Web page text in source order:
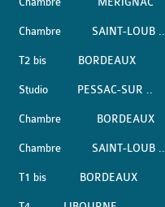
Chambre SAINT-LOUB ..
T2 bis BORDEAUX
Studio PESSAC-SUR ..
Chambre BORDEAUX
Chambre SAINT-LOUB ..
T1 bis BORDEAUX